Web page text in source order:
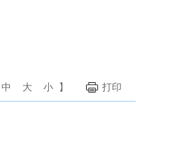
中 大 小 】 打印